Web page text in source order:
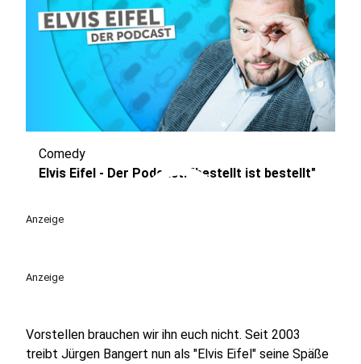
play_circle
Comedy
Elvis Eifel - Der Podcast: "bestellt ist bestellt"
Anzeige
Anzeige
Vorstellen brauchen wir ihn euch nicht. Seit 2003
treibt Jürgen Bangert nun als "Elvis Eifel" seine Späße